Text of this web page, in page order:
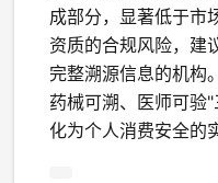
成部分，显著低于市
资质的合规风险，建
完整溯源信息的机构
药械可溯、医师可验
化为个人消费安全的